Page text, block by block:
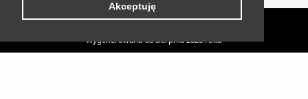
Akceptuję
VideoTesty.pl Wszelkie prawa zastrzeżone
Wygenerowano 08 sierpnia 2026 roku